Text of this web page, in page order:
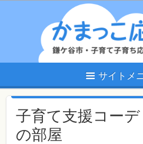
サイトメ
子育て支援コー
の部屋